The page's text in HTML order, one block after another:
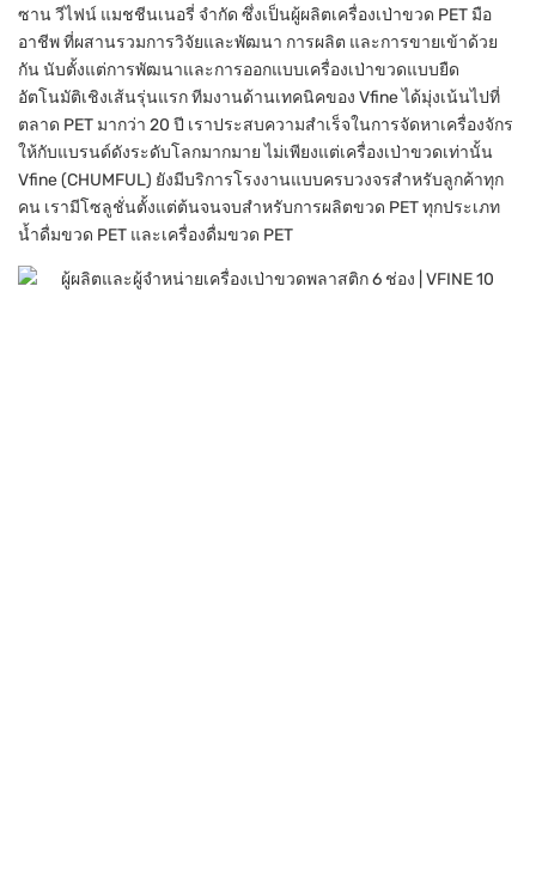
ซาน วีไฟน์ แมชชีนเนอรี่ จำกัด ซึ่งเป็นผู้ผลิตเครื่องเป่าขวด PET มือ
อาชีพ ที่ผสานรวมการวิจัยและพัฒนา การผลิต และการขายเข้าด้วย
กัน นับตั้งแต่การพัฒนาและการออกแบบเครื่องเป่าขวดแบบยืด
อัตโนมัติเชิงเส้นรุ่นแรก ทีมงานด้านเทคนิคของ Vfine ได้มุ่งเน้นไปที่
ตลาด PET มากว่า 20 ปี เราประสบความสำเร็จในการจัดหาเครื่องจักร
ให้กับแบรนด์ดังระดับโลกมากมาย ไม่เพียงแต่เครื่องเป่าขวดเท่านั้น
Vfine (CHUMFUL) ยังมีบริการโรงงานแบบครบวงจรสำหรับลูกค้าทุก
คน เรามีโซลูชั่นตั้งแต่ต้นจนจบสำหรับการผลิตขวด PET ทุกประเภท
น้ำดื่มขวด PET และเครื่องดื่มขวด PET